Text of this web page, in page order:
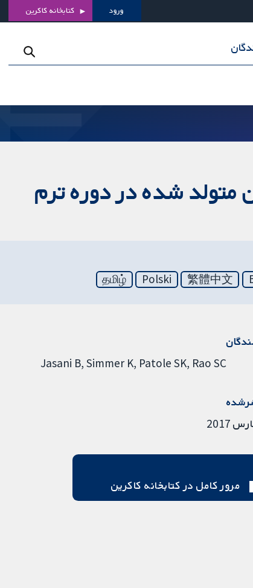
ورود کتابخانه کاکرین
متولد شده در دوره ترم
繁體中文
Polski
தமிழ்
Jasani B Simmer K Patole SK Rao SC
مرور کامل در کتابخانه کاکرین